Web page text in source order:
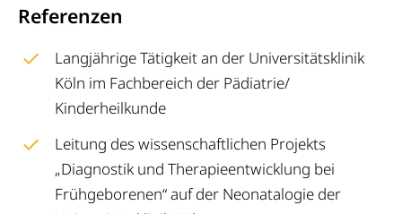
Referenzen
Langjährige Tätigkeit an der Universitätsklinik
Köln im Fachbereich der Pädiatrie/
Kinderheilkunde
Leitung des wissenschaftlichen Projekts
„Diagnostik und Therapieentwicklung bei
Frühgeborenen“ auf der Neonatalogie der